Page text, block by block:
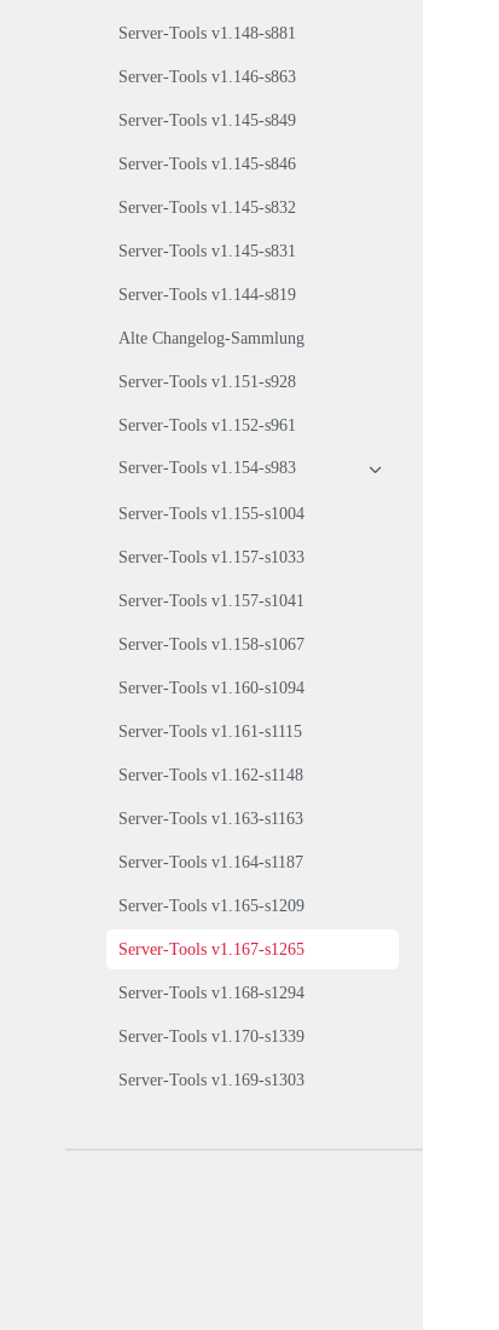
Server-Tools v1.148-s881
Server-Tools v1.146-s863
Server-Tools v1.145-s849
Server-Tools v1.145-s846
Server-Tools v1.145-s832
Server-Tools v1.145-s831
Server-Tools v1.144-s819
Alte Changelog-Sammlung
Server-Tools v1.151-s928
Server-Tools v1.152-s961
Server-Tools v1.154-s983
Server-Tools v1.155-s1004
Server-Tools v1.157-s1033
Server-Tools v1.157-s1041
Server-Tools v1.158-s1067
Server-Tools v1.160-s1094
Server-Tools v1.161-s1115
Server-Tools v1.162-s1148
Server-Tools v1.163-s1163
Server-Tools v1.164-s1187
Server-Tools v1.165-s1209
Server-Tools v1.167-s1265
Server-Tools v1.168-s1294
Server-Tools v1.170-s1339
Server-Tools v1.169-s1303